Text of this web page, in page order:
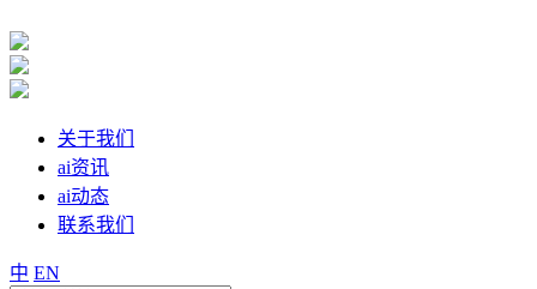
关于我们
ai资讯
ai动态
联系我们
中 EN